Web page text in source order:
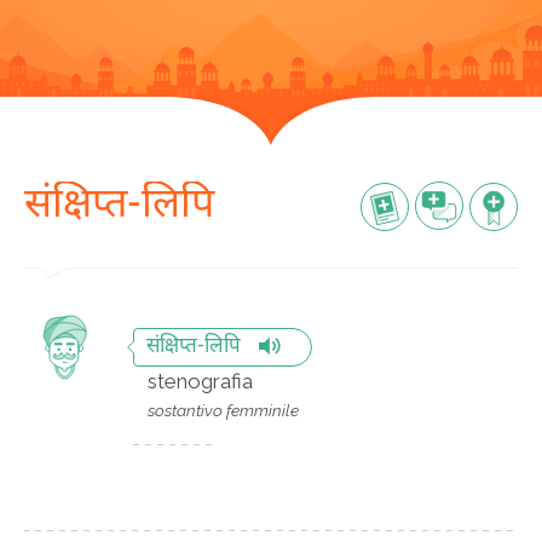
संक्षिप्त-लिपि
संक्षिप्त-लिपि
stenografia
sostantivo femminile